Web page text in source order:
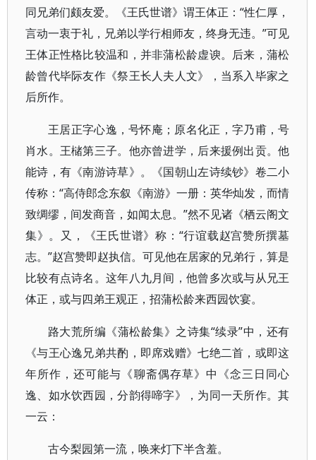
同兄弟们颇友爱。《王氏世谱》谓王体正：“性仁厚，
言动一衷于礼，兄弟以学行相师友，终身无违。”可见
王体正性格比较温和，并非蒲松龄虚谀。后来，蒲松
龄曾代毕际友作《祭王长人夫人文》，当系入毕家之
后所作。
王居正字心逸，号怀庵；原名化正，字乃甫，号
肖水。王槠第三子。他亦曾进学，后来援例出贡。他
能诗，有《南游诗草》。《国朝山左诗续钞》卷二小
传称：“高侍郎念东叙《南游》一册：英华灿发，而情
致绸缪，间发商音，如闻太息。”然不见诸《栖云阁文
集》。又，《王氏世谱》称：“行谊载赵宫赞所撰墓
志。”赵宫赞即赵执信。可见他在居家的兄弟行，算是
比较有点诗名。这年八九月间，他曾多次或与从兄王
体正，或与四弟王观正，招蒲松龄来西园饮宴。
路大荒所编《蒲松龄集》之诗集“续录”中，还有
《与王心逸兄弟共酌，即席戏赠》七绝二首，或即这
年所作，还可能与《聊斋偶存草》中《念三日同心
逸、如水饮西园，分韵得啼字》，为同一天所作。其
一云：
古今梨园第一流，唤来灯下半含羞。